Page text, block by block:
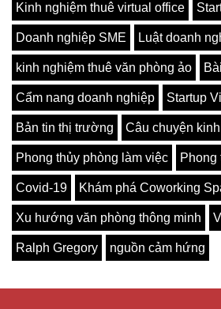
Kinh nghiệm thuê virtual office
Doanh nghiệp SME Luật doanh
kinh nghiệm thuê văn phòng ảo
Cẩm nang doanh nghiệp Startup
Bản tin thị trường Câu chuyện
Phong thủy phòng làm việc Phong
Covid-19 Khám phá Coworking
Xu hướng văn phòng thông minh
Ralph Gregory nguồn cảm hứng